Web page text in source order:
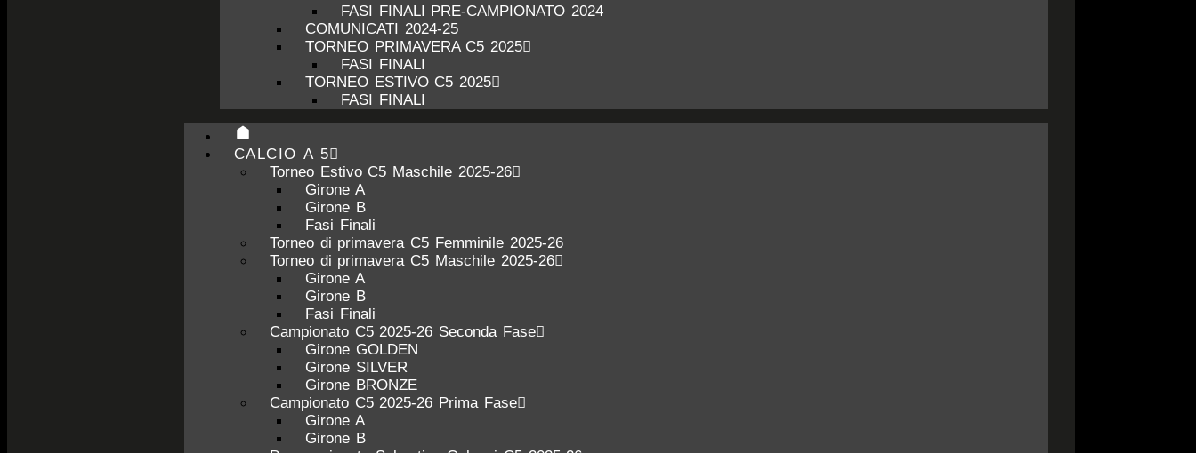
FASI FINALI PRE-CAMPIONATO 2024
COMUNICATI 2024-25
TORNEO PRIMAVERA C5 2025
FASI FINALI
TORNEO ESTIVO C5 2025
FASI FINALI
CALCIO A 5
Torneo Estivo C5 Maschile 2025-26
Girone A
Girone B
Fasi Finali
Torneo di primavera C5 Femminile 2025-26
Torneo di primavera C5 Maschile 2025-26
Girone A
Girone B
Fasi Finali
Campionato C5 2025-26 Seconda Fase
Girone GOLDEN
Girone SILVER
Girone BRONZE
Campionato C5 2025-26 Prima Fase
Girone A
Girone B